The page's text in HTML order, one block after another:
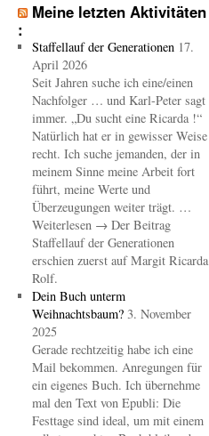
Meine letzten Aktivitäten
:
Staffellauf der Generationen 17.
April 2026
Seit Jahren suche ich eine/einen
Nachfolger … und Karl-Peter sagt
immer. „Du sucht eine Ricarda !“
Natürlich hat er in gewisser Weise
recht. Ich suche jemanden, der in
meinem Sinne meine Arbeit fort
führt, meine Werte und
Überzeugungen weiter trägt. …
Weiterlesen → Der Beitrag
Staffellauf der Generationen
erschien zuerst auf Margit Ricarda
Rolf.
Dein Buch unterm
Weihnachtsbaum? 3. November
2025
Gerade rechtzeitig habe ich eine
Mail bekommen. Anregungen für
ein eigenes Buch. Ich übernehme
mal den Text von Epubli: Die
Festtage sind ideal, um mit einem